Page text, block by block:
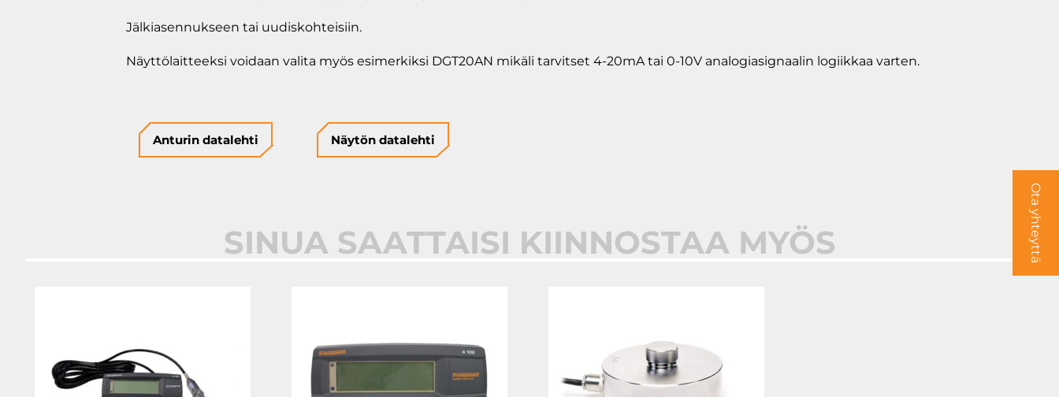
Jälkiasennukseen tai uudiskohteisiin.
Näyttölaitteeksi voidaan valita myös esimerkiksi DGT20AN mikäli tarvitset 4-20mA tai 0-10V analogiasignaalin logiikkaa varten.
Anturin datalehti Näytön datalehti
SINUA SAATTAISI KIINNOSTAA MYÖS Ota yhteyttä